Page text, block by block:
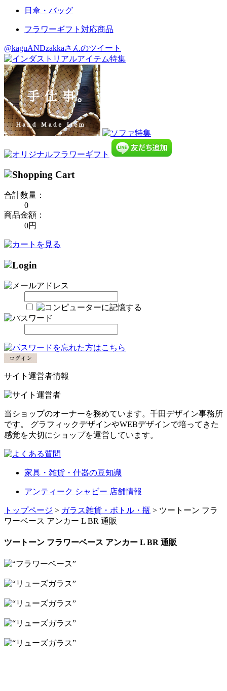
日傘・バッグ
フラワーギフト対応商品
@kaguANDzakkaさんのツイート
合計数量：
0
商品金額：
0円
サイト運営者情報
当ショップのオーナーを務めています。千田デザイン事務所
です。 グラフィックデザインやWEBデザインで培ってきた
感覚を大切にショップを運営しています。
家具・雑貨・什器の豆知識
アンティーク シャビー 店舗情報
トップページ > ガラス雑貨・ボトル・瓶 > ツートーン フラ
ワーベース アンカー L BR 通販
ツートーン フラワーベース アンカー L BR 通販